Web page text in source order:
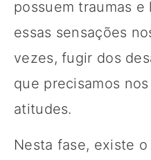
possuem traumas
essas sensações
vezes, fugir dos
que precisamos
atitudes.
Nesta fase, existe